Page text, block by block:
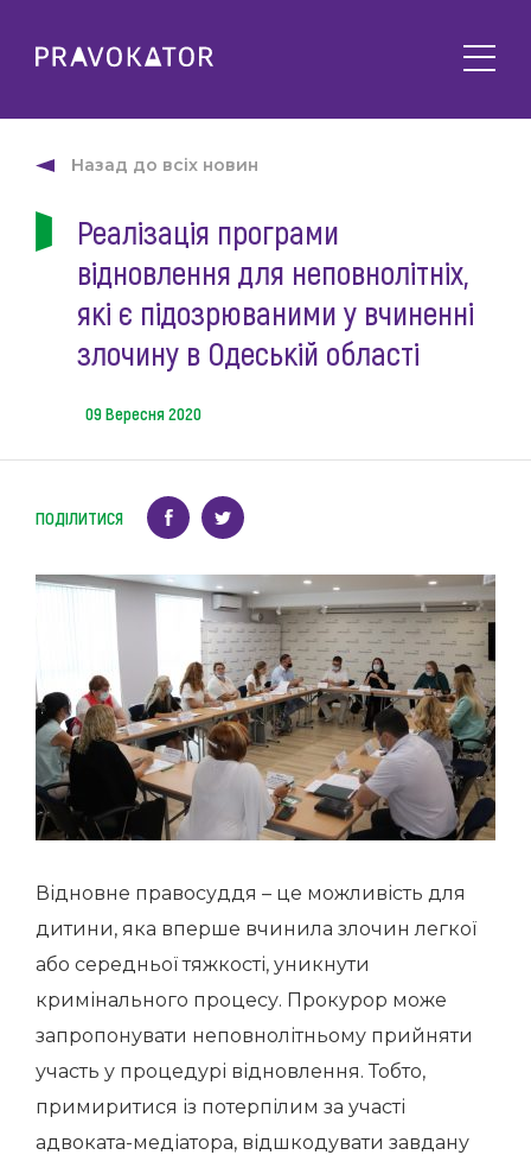
Про клуб
PRAVOKATOR.Київ
PRAVOKATOR.Одеса
Напрямки діяльності
Заходи
Майбутні
Новини
Події
Статті
Напрацювання та продукти
Назад до всіх новин
Реалізація програми
відновлення для неповнолітніх,
які є підозрюваними у вчиненні
злочину в Одеській області
09 Вересня 2020
ПОДІЛИТИСЯ
Відновне правосуддя – це можливість для
дитини, яка вперше вчинила злочин легкої
або середньої тяжкості, уникнути
кримінального процесу. Прокурор може
запропонувати неповнолітньому прийняти
участь у процедурі відновлення. Тобто,
примиритися із потерпілим за участі
адвоката-медіатора, відшкодувати завдану